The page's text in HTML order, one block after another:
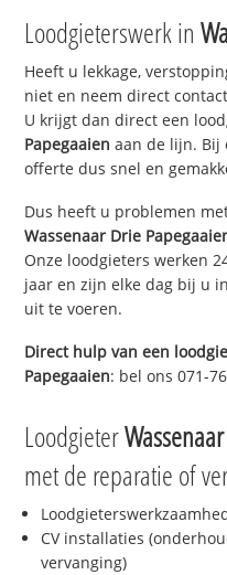
Loodgieterswerk in
Heeft u lekkage,
niet en neem direct
U krijgt dan direct een
Papegaaien aan de lijn. Bij
offerte dus snel en
Dus heeft u problemen
Wassenaar Drie
Onze loodgieters werken
jaar en zijn elke dag bij u
uit te voeren.
Direct hulp van een
Papegaaien: bel ons 071-
Loodgieter
met de reparatie of
CV installaties
vervanging)